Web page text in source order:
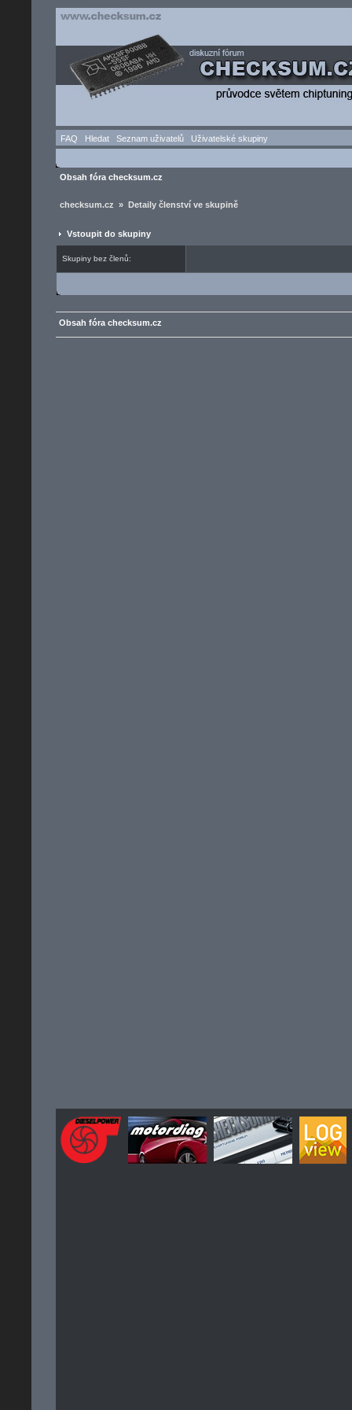
FAQ Hledat Seznam uživatelů Uživatelské skupiny
Obsah fóra checksum.cz
checksum.cz » Detaily členství ve skupině
Vstoupit do skupiny
Skupiny bez členů:
Obsah fóra checksum.cz